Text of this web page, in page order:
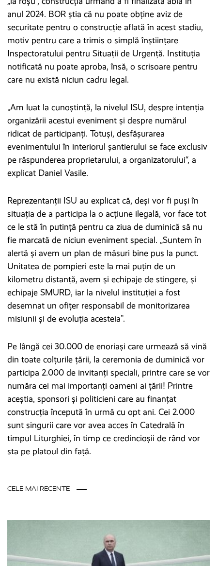
anul 2024. BOR știa că nu poate obține aviz de
securitate pentru o construcție aflată în acest stadiu,
motiv pentru care a trimis o simplă înştiinţare
Inspectoratului pentru Situaţii de Urgenţă. Instituţia
notificată nu poate aproba, însă, o scrisoare pentru
care nu există niciun cadru legal.
„Am luat la cunoştinţă, la nivelul ISU, despre intenția
organizării acestui eveniment şi despre numărul
ridicat de participanţi. Totuşi, desfăşurarea
evenimentului în interiorul șantierului se face exclusiv
pe răspunderea proprietarului, a organizatorului“, a
explicat Daniel Vasile.
Reprezentanţii ISU au explicat că, deşi vor fi puşi în
situaţia de a participa la o acţiune ilegală, vor face tot
ce le stă în putinţă pentru ca ziua de duminică să nu
fie marcată de niciun eveniment special. „Suntem în
alertă şi avem un plan de măsuri bine pus la punct.
Unitatea de pompieri este la mai puţin de un
kilometru distanţă, avem şi echipaje de stingere, şi
echipaje SMURD, iar la nivelul instituţiei a fost
desemnat un ofiţer responsabil de monitorizarea
misiunii şi de evoluţia acesteia”.
Pe lângă cei 30.000 de enoriași care urmează să vină
din toate colțurile țării, la ceremonia de duminică vor
participa 2.000 de invitanţi speciali, printre care se vor
număra cei mai importanţi oameni ai ţării! Printre
aceştia, sponsori şi politicieni care au finanţat
construcţia începută în urmă cu opt ani. Cei 2.000
sunt singurii care vor avea acces în Catedrală în
timpul Liturghiei, în timp ce credincioșii de rând vor
sta pe platoul din față.
CELE MAI RECENTE